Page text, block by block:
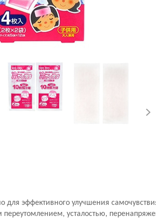
для эффективного улучшения
усталостью,